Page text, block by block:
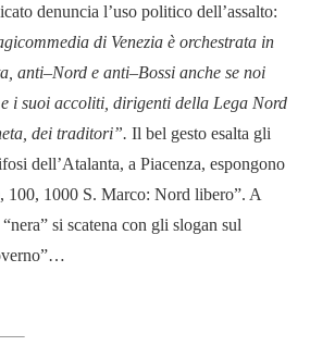
denuncia l’uso politico dell’assalto:
di Venezia è orchestrata in
anti–Nord e anti–Bossi anche se noi
i suoi accoliti, dirigenti della Lega Nord
dei traditori”. Il bel gesto esalta gli
dell’Atalanta, a Piacenza, espongono
100, 1000 S. Marco: Nord libero”. A
si scatena con gli slogan sul